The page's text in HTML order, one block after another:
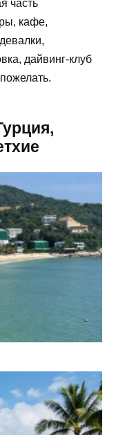
часть
кафе,
дайвинг-клуб